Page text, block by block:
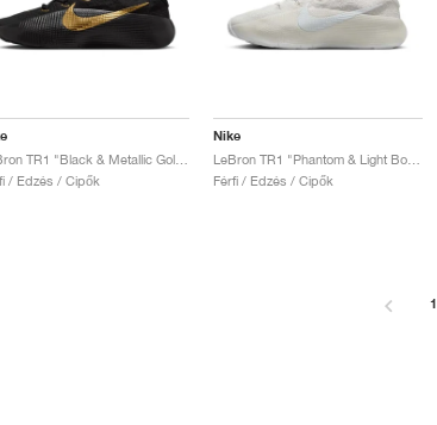
/ Edzés / Cipők
Nike
LeBron TR1 "Phantom & Light Bone"
Férfi / Edzés / Cipők
1